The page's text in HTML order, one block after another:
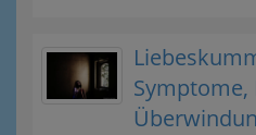
Symptome,